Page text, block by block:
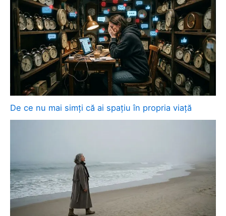
De ce nu mai simți că ai spațiu în propria viață